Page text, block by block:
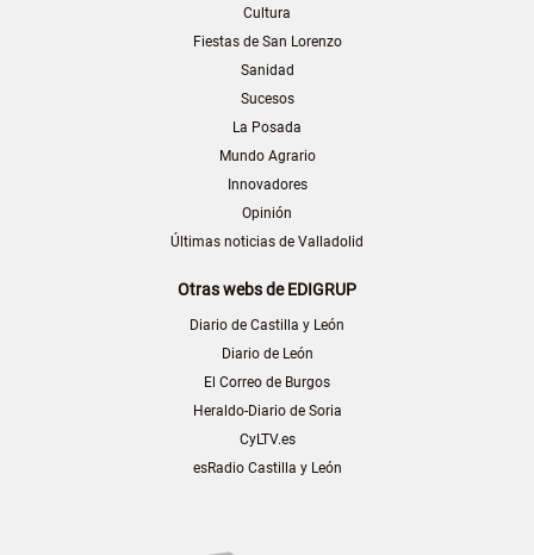
Cultura
Fiestas de San Lorenzo
Sanidad
Sucesos
La Posada
Mundo Agrario
Innovadores
Opinión
Últimas noticias de Valladolid
Otras webs de EDIGRUP
Diario de Castilla y León
Diario de León
El Correo de Burgos
Heraldo-Diario de Soria
CyLTV.es
esRadio Castilla y León